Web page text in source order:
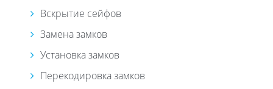
Вскрытие сейфов
Замена замков
Установка замков
Перекодировка замков